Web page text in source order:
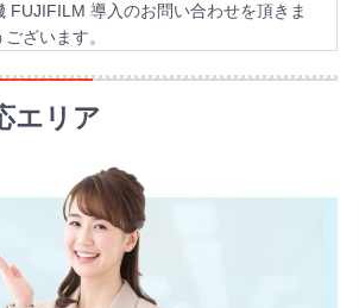
FUJIFILM 導入のお問い合わせを頂きま
ざいます。
機 FUJIFILM 導入のお問い合わせを頂き
ございます。
SHARP 導入のお問い合わせを頂きま
ございます。
RICOH 導入のお問い合わせを頂きまし
エリア